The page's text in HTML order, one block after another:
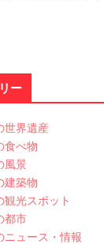
ー
世界遺産
食べ物
風景
建築物
観光スポット
都市
ニュース・情報